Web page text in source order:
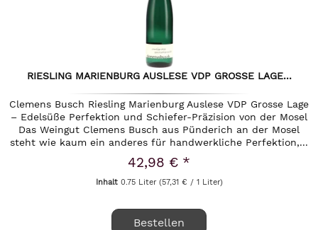
RIESLING MARIENBURG AUSLESE VDP GROSSE LAGE...
Clemens Busch Riesling Marienburg Auslese VDP Grosse Lage
– Edelsüße Perfektion und Schiefer-Präzision von der Mosel
Das Weingut Clemens Busch aus Pünderich an der Mosel
steht wie kaum ein anderes für handwerkliche Perfektion,...
42,98 € *
Inhalt 0.75 Liter (57,31 € / 1 Liter)
Bestellen